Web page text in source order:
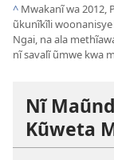
^ Mwakanĩ wa 2012,
ũkunĩkĩli
Ngai, na ala
nĩ savalĩ ũmwe kwa
Nĩ
Kũweta